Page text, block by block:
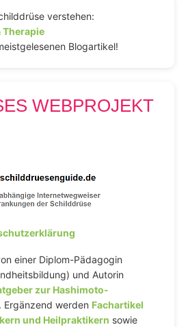
verstehen:
Therapie
Blogartikel!
WEBPROJEKT
einer Diplom-Pädagogin
und Autorin
zur Hashimoto-
Ergänzend werden Fachartikel
und Heilpraktikern sowie